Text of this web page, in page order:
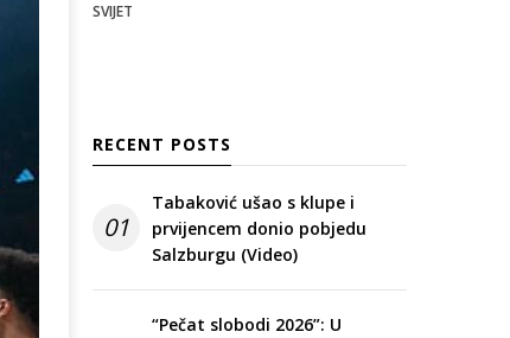
SVIJET
RECENT POSTS
01
Tabaković ušao s klupe i
prvijencem donio pobjedu
Salzburgu (Video)
“Pečat slobodi 2026”: U